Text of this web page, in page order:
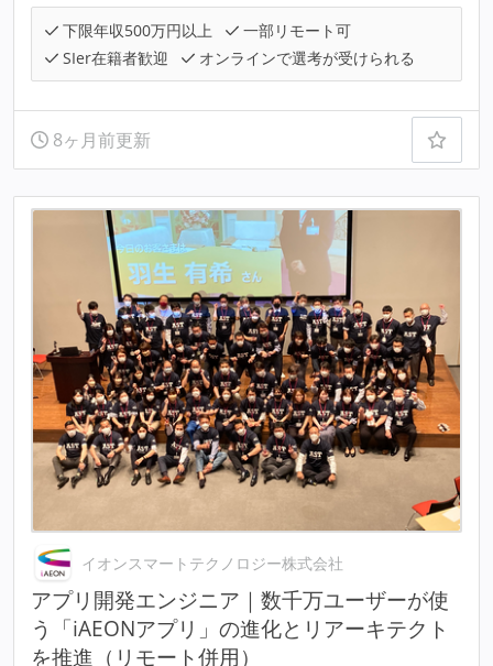
下限年収500万円以上
一部リモート可
SIer在籍者歓迎
オンラインで選考が受けられる
8ヶ月前更新
イオンスマートテクノロジー株式会社
アプリ開発エンジニア｜数千万ユーザーが使
う「iAEONアプリ」の進化とリアーキテクト
を推進（リモート併用）